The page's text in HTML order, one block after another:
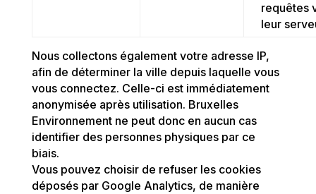
requêtes
leur
Nous collectons également votre adresse IP,
afin de déterminer la ville depuis laquelle vous
vous connectez. Celle-ci est immédiatement
anonymisée après utilisation. Bruxelles
Environnement ne peut donc en aucun cas
identifier des personnes physiques par ce
biais.
Vous pouvez choisir de refuser les cookies
déposés par Google Analytics, de manière